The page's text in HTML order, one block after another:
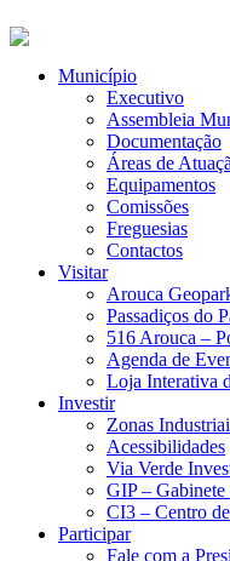
Município
Executivo
Assembleia
Documentação
Áreas de
Equipamentos
Comissões
Freguesias
Contactos
Visitar
Arouca
Passadiços do
516 Arouca –
Agenda de
Loja Interativa
Investir
Zonas
Acessibilidades
Via Verde
GIP – Gabinete
CI3 – Centro
Participar
Fale com a